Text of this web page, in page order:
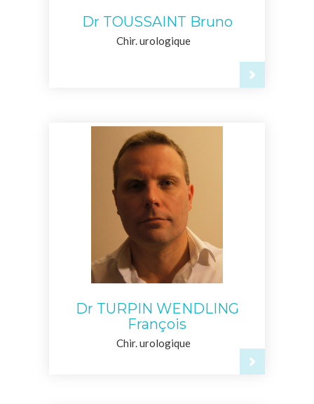
Dr TOUSSAINT Bruno
Chir. urologique
Dr TURPIN WENDLING
François
Chir. urologique